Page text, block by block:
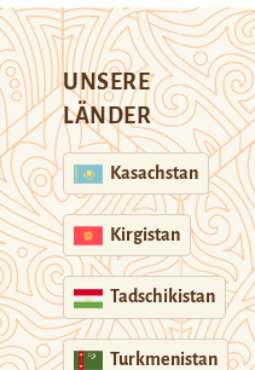
UNSERE
LÄNDER
Kasachstan
Kirgistan
Tadschikistan
Turkmenistan